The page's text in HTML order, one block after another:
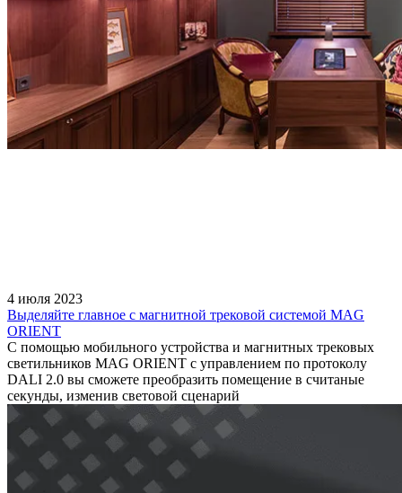
4 июля 2023
Выделяйте главное с магнитной трековой системой MAG
ORIENT
С помощью мобильного устройства и магнитных трековых
светильников MAG ORIENT с управлением по протоколу
DALI 2.0 вы сможете преобразить помещение в считаные
секунды, изменив световой сценарий